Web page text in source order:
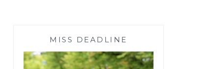
MISS DEADLINE